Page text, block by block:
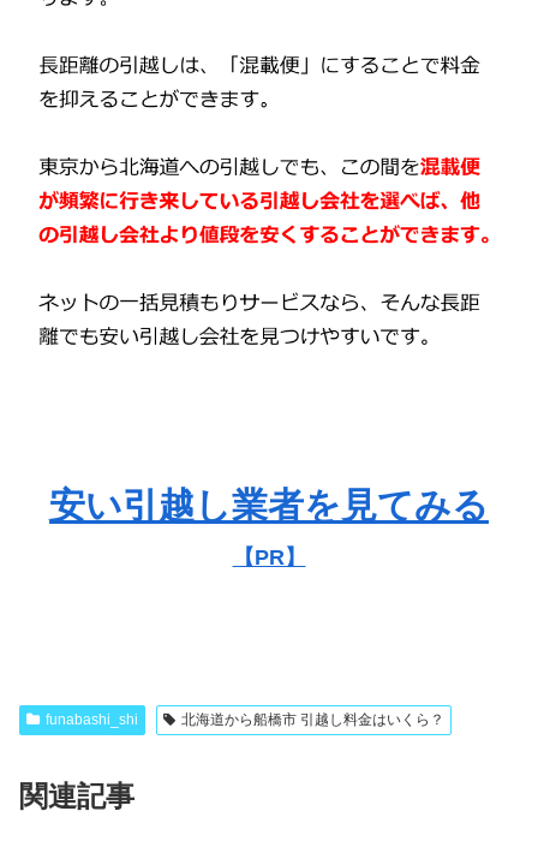
安い引越し業者を見てみる
【PR】
funabashi_shi 北海道から船橋市 引越し料金はいくら？
関連記事